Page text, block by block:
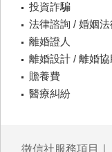
投資詐騙
法律諮詢 / 婚姻法
離婚證人
離婚設計 / 離婚協
贍養費
醫療糾紛
徵信社服務項目｜